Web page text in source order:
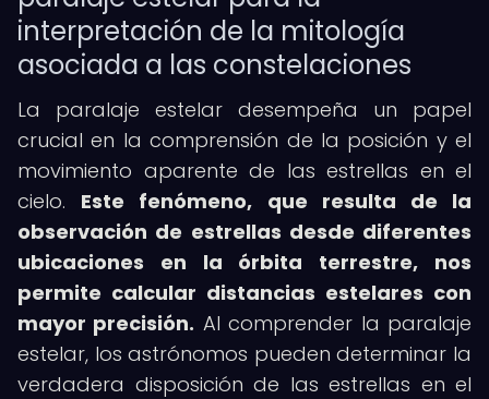
interpretación de la mitología
asociada a las constelaciones
La paralaje estelar desempeña un papel
crucial en la comprensión de la posición y el
movimiento aparente de las estrellas en el
cielo. Este fenómeno, que resulta de la
observación de estrellas desde diferentes
ubicaciones en la órbita terrestre, nos
permite calcular distancias estelares con
mayor precisión. Al comprender la paralaje
estelar, los astrónomos pueden determinar la
verdadera disposición de las estrellas en el